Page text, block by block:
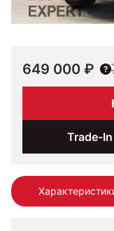
649 000 ₽
Trade-In